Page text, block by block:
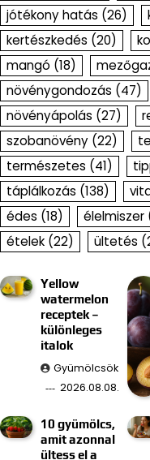
jótékony hatás (26)
kertészkedés (20)
mangó (18)
növénygondozás (47)
növényápolás (27)
szobanövény (22)
természetes (41)
táplálkozás (138)
édes (18) élelmiszer
ételek (22) ültetés
Yellow
watermelon
receptek –
különleges
italok
Gyümölcsök
2026.08.08.
10 gyümölcs,
amit azonnal
ültess el a